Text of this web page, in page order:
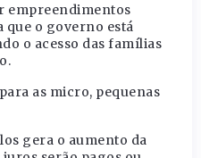
empreendimentos
o governo está
o acesso das famílias
as micro, pequenas
gera o aumento da